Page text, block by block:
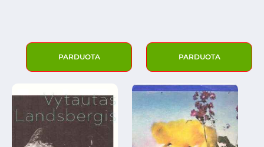
PARDUOTA PARDUOTA